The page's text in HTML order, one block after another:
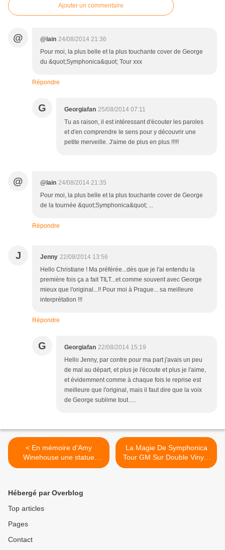
Ajouter un commentaire
@ @lain 24/08/2014 21:36
Pour moi, la plus belle et la plus touchante cover de George
du &quot;Symphonica&quot; Tour xxx
Répondre
G Georgiafan 25/08/2014 07:11
Tu as raison, il est intéressant d'écouter les paroles
et d'en comprendre le sens pour y découvrir une
petite merveille. J'aime de plus en plus !!!!!
@ @lain 24/08/2014 21:35
Pour moi, la plus belle et la plus touchante cover de George
de la tournée &quot;Symphonica&quot; ...
Répondre
J Jenny 22/08/2014 13:56
Hello Christiane ! Ma préférée...dès que je l'ai entendu la
première fois ça a fait TILT...et comme souvent avec George
mieux que l'original...!! Pour moi à Prague... sa meilleure
interprétation !!!
Répondre
G Georgiafan 22/08/2014 15:19
Hello Jenny, par contre pour ma part j'avais un peu
de mal au départ, et plus je l'écoute et plus je l'aime,
et évidemment comme à chaque fois le reprise est
meilleure que l'original, mais il faut dire que la voix
de George sublime tout.....
< En mémoire d'Amy
Winehouse une statue
prévue à Camden !!
La Magie De Symphonica
Tour GM Sur Double Vinyle
!! >
Hébergé par Overblog
Top articles
Pages
Contact